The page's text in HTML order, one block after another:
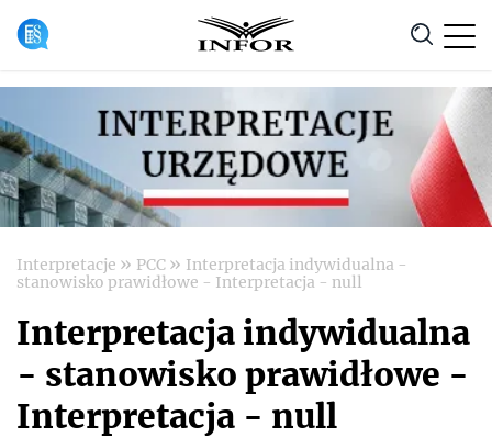
Anuluj
Interpretacje » PCC » Interpretacja indywidualna -
stanowisko prawidłowe - Interpretacja - null
Interpretacja indywidualna
- stanowisko prawidłowe -
Interpretacja - null